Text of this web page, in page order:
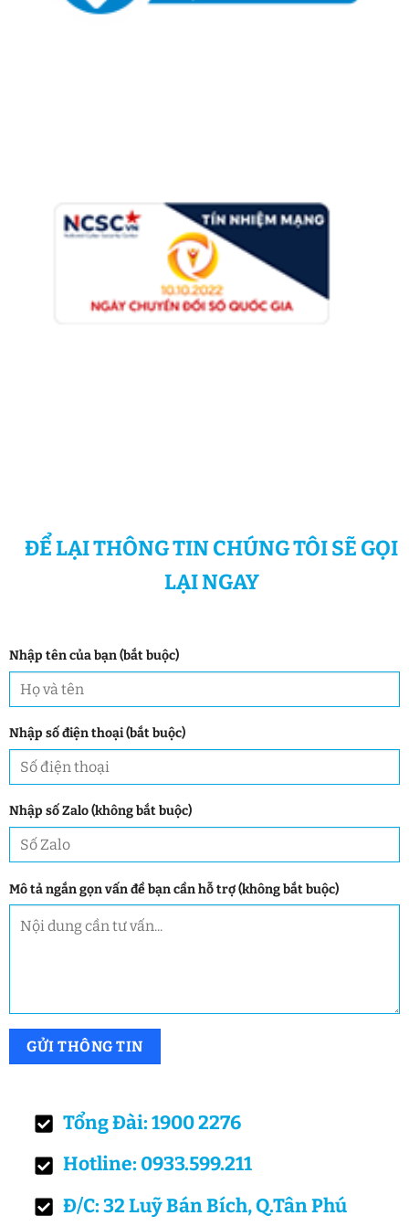
ĐỂ LẠI THÔNG TIN CHÚNG TÔI SẼ GỌI
LẠI NGAY
Nhập tên của bạn (bắt buộc)
Nhập số điện thoại (bắt buộc)
Nhập số Zalo (không bắt buộc)
Mô tả ngắn gọn vấn đề bạn cần hỗ trợ (không bắt buộc)
Tổng Đài: 1900 2276
Hotline: 0933.599.211
Đ/C: 32 Luỹ Bán Bích, Q.Tân Phú